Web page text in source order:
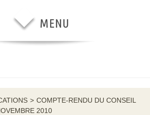
> COMPTE-RENDU DU CONSEIL
2010